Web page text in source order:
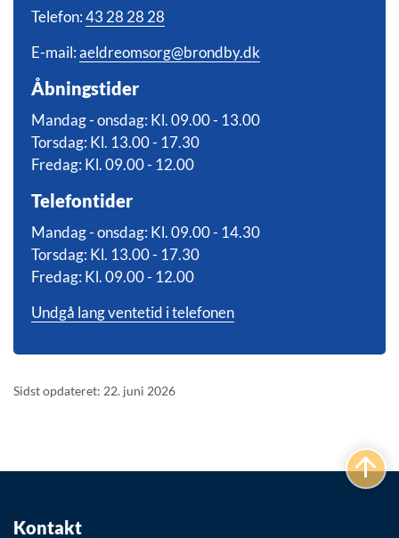
Telefon:43 28 28 28
E-mail:aeldreomsorg@brondby.dk
Åbningstider
Mandag - onsdag: Kl. 09.00 - 13.00
Torsdag: Kl. 13.00 - 17.30
Fredag: Kl. 09.00 - 12.00
Telefontider
Mandag - onsdag: Kl. 09.00 - 14.30
Torsdag: Kl. 13.00 - 17.30
Fredag: Kl. 09.00 - 12.00
Undgå lang ventetid i telefonen
Sidst opdateret: 22. juni 2026
Kontakt